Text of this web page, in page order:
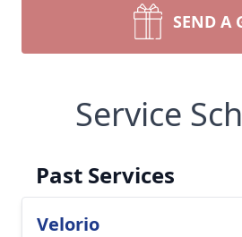
SEND A
Service
Past Services
Velorio